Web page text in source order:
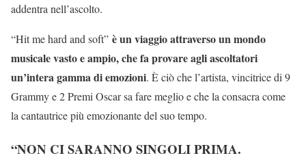
addentra nell’ascolto.
“Hit me hard and soft” è un viaggio attraverso un mondo
musicale vasto e ampio, che fa provare agli ascoltatori
un’intera gamma di emozioni. È ciò che l’artista, vincitrice di 9
Grammy e 2 Premi Oscar sa fare meglio e che la consacra come
la cantautrice più emozionante del suo tempo.
“NON CI SARANNO SINGOLI PRIMA.